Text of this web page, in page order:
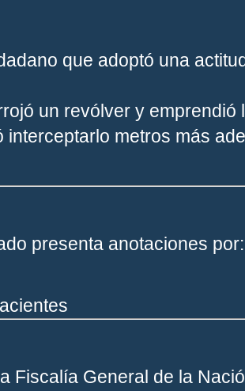
que adoptó una
un revólver y emprendió
metros más
presenta anotaciones por:
Fiscalía General de la